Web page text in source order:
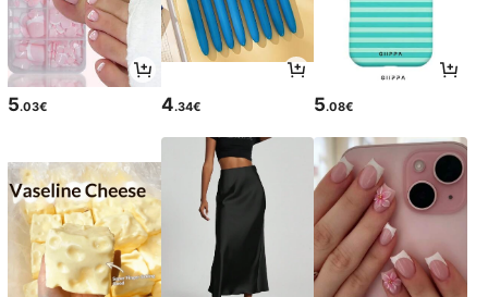
5.03€ 4.34€ 5.08€